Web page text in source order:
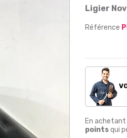
Ligier
Référence
En
pointsqui